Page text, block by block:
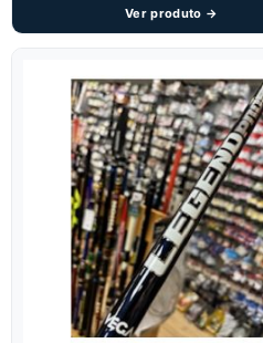
Ver produto →